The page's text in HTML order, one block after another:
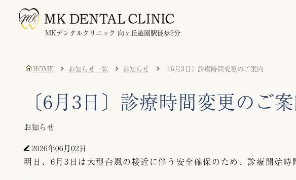
MKデンタルクリニック 向ヶ丘遊園駅徒歩2分
HOME お知らせ一覧 お知らせ 〔6月3日〕診療時間変更のご案内
〔6月3日〕診療時間変更のご
お知らせ
2026年06月02日
明日、6月3日は大型台風の接近に伴う安全確保のため、診療開始時